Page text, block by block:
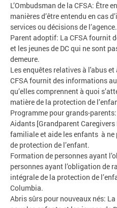
L’Ombudsman de la CFSA: Être
manières d’être entendu en cas
services ou décisions de l’agence.
Parent adoptif: La CFSA fournit
et les jeunes de DC qui ne sont
demeure.
Les enquêtes relatives à l'abus
CFSA fournit des informations
qu’elles comprennent à quoi
matière de la protection de
Programme pour grands-
Aidants [Grandparent
familiale et aide les enfants à
de protection de l’enfant.
Formation de personnes ayant
personnes ayant l’obligation de
intégrale de la protection de
Columbia.
Abris sûrs pour nouveaux nés: